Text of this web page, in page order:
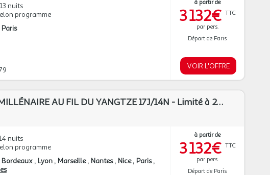
nuits
programme
Paris
à partir de
3 132€ TTC
par pers.
Départ de Paris
VOIR L'OFFRE
CHINE MILLÉNAIRE AU FIL DU YANGTZE 17J/14N - Limité à 25 pers*
nuits
programme
Bordeaux Lyon Marseille Nantes Nice Paris
à partir de
3 132€ TTC
par pers.
Départ de Paris